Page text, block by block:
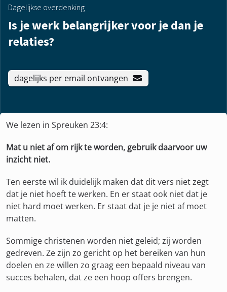
Dagelijkse overdenking
Is je werk belangrijker voor je dan je
relaties?
dagelijks per email ontvangen
We lezen in Spreuken 23:4:
Mat u niet af om rijk te worden, gebruik daarvoor uw
inzicht niet.
Ten eerste wil ik duidelijk maken dat dit vers niet zegt
dat je niet hoeft te werken. En er staat ook niet dat je
niet hard moet werken. Er staat dat je je niet af moet
matten.
Sommige christenen worden niet geleid; zij worden
gedreven. Ze zijn zo gericht op het bereiken van hun
doelen en ze willen zo graag een bepaald niveau van
succes behalen, dat ze een hoop offers brengen.